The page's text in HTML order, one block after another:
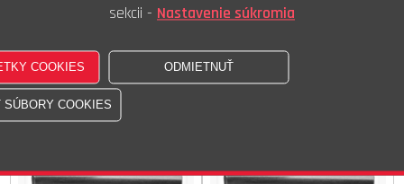
Kúpiť 100ks
DIN 1472 ISO 8745 STN 022171.10 DIN 1472 ISO 8745 STN 022171.10
sekcii - Nastavenie súkromia